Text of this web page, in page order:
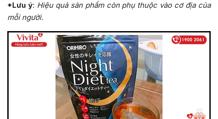
*Lưu ý: Hiệu quả sản phẩm còn phụ thuộc vào cơ địa của
mỗi người.